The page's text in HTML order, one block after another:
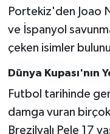
Portekiz'den Joao
ve İspanyol
çeken isimler
Dünya Kupası'nın
Futbol tarihinde
damga vuran
Brezilyalı Pele 17